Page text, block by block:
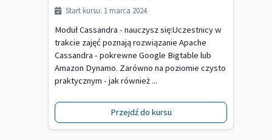
Start kursu: 1 marca 2024
Moduł Cassandra - nauczysz się:Uczestnicy w
trakcie zajęć poznają rozwiązanie Apache
Cassandra - pokrewne Google Bigtable lub
Amazon Dynamo. Zarówno na poziomie czysto
praktycznym - jak również ...
Przejdź do kursu